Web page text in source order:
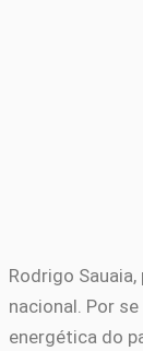
Rodrigo
nacional. Por
energética do